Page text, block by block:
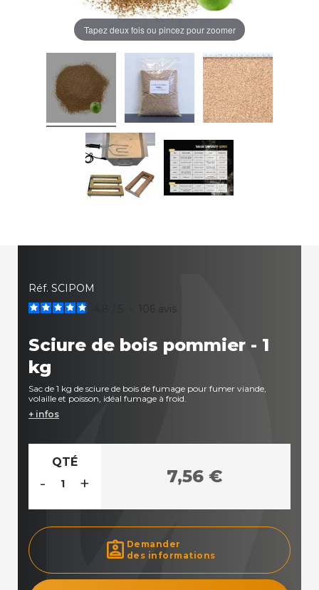
Tapez deux fois ou pincez pour zoomer
Réf. SCIPOM
avis
Sciure de bois pommier - 1
kg
Sac de 1 kg de sciure de bois de fumage pour fumer viande,
volaille et poisson, idéal fumage à froid.
+ infos
QTÉ
- + 7,56 €
assignment_ind Demander
des informations